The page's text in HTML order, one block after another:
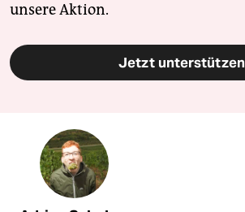
unsere Aktion.
Jetzt unterstützen